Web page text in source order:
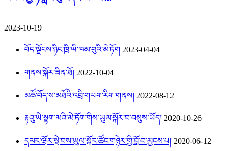
2023-10-19
བོད་ལྗོངས་ཉིང་ཁྲི་ཡི་ཁམ་བུའི་མེ་ཏོག 2023-04-04
གནས་སྐོར་ཟིན་ཐོ། 2022-10-04
མཚོ་བོད་ས་མཐོའི་འབྲི་གཡག་རིག་གནས། 2022-08-12
རྟའུ་ཡི་སྟག་མའི་མེ་ཏོག་གིས་ཡུལ་སྐོར་བ་བསུས་ཡོད། 2020-10-26
དམར་ཝོར་སྡེ་བས་ཡུལ་སྐོར་ཚོང་གཉེར་གྱི་བྲོ་བ་མྱངས་པ། 2020-06-12